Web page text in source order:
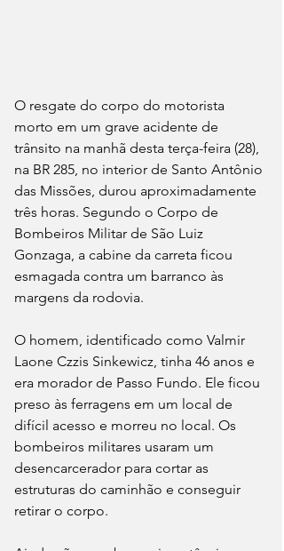
O resgate do corpo do motorista
morto em um grave acidente de
trânsito na manhã desta terça-feira (28),
na BR 285, no interior de Santo Antônio
das Missões, durou aproximadamente
três horas. Segundo o Corpo de
Bombeiros Militar de São Luiz
Gonzaga, a cabine da carreta ficou
esmagada contra um barranco às
margens da rodovia.
O homem, identificado como Valmir
Laone Czzis Sinkewicz, tinha 46 anos e
era morador de Passo Fundo. Ele ficou
preso às ferragens em um local de
difícil acesso e morreu no local. Os
bombeiros militares usaram um
desencarcerador para cortar as
estruturas do caminhão e conseguir
retirar o corpo.